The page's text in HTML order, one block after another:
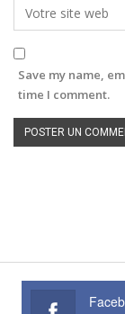
Save my name,
time I comment.